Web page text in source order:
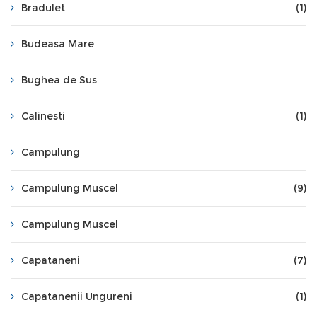
Bradulet (1)
Budeasa Mare
Bughea de Sus
Calinesti (1)
Campulung
Campulung Muscel (9)
Campulung Muscel
Capataneni (7)
Capatanenii Ungureni (1)